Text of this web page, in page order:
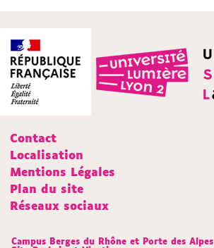
Contact
Localisation
Mentions Légales
Plan du site
Réseaux sociaux
Campus Berges du Rhône et Porte des Alpes